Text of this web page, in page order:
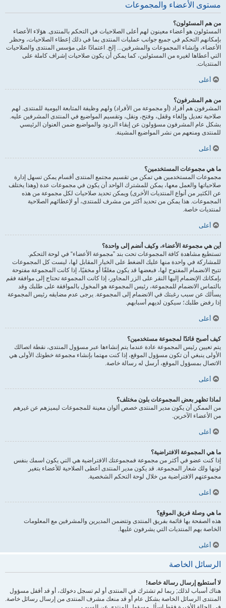
مستوى الأعضاء والمجموعات
من هم المسئولون؟
المسئولون هو أعضاء معينون لهم أعلى الصلاحيات في التحكم بالمنتدى. هؤلاء الأعضاء
بإمكانهم التحكم في جميع جوانب عمليات المنتدى بما في ذلك إعطاء الصلاحيات، وحظر
الأعضاء، وإنشاء المجموعات والمشرفين... إلخ. اعتمادًا على مؤسس المنتدى والصلاحيات
التي أعطاها لغيره من المسئولين، كما يمكن أن يكون صلاحيات إشراف كاملة على
المنتديات.
أعلى
من هم المشرفون؟
المشرفون هم أفراد (أو مجموعة من الأفراد) ولهم وظيفة المتابعة اليومية للمنتدى. لهم
صلاحية تعديل وإلغاء وقفل، وفتح، ونقل، وتقسيم المواضيع في المنتدى المشرفين عليه.
بشكل عام المشرفون مسؤولون عن إبقاء الردود والمواضيع ضمن العنوان الرئيسي
للمنتدى ومنعهم من نشر المواضيع المشينة.
أعلى
ما هي مجموعات المستخدمين؟
مجموعات المستخدمين هي تمكن من تقسيم مجتمع المنتدى أقسام يمكن تسهل إدارة
صلاحياتها والعمل معها، يمكن للمشترك الواحد أن يكون في مجموعات عدة (وهذا يختلف
عن الكثير من أنواع المنتديات الأخرى) ويمكن تحديد صلاحيات لكل مجموعة من هذه
المجموعات. هذا يمكن من تحديد أكثر من مشرف للمنتدى، أو لإعطائهم الصلاحية
لمنتديات خاصة.
أعلى
أين هي مجموعة الأعضاء، وكيف أنضم إلى واحدة؟
تستطيع مشاهدة كافة المجموعات تحت بند ”مجموعة الأعضاء“ في لوحة التحكم.
للمشاركة في واحدة منها عليك الضغط على الخيار المقابل لها، ليست كل المجموعات
تتيح الانضمام المفتوح لها، فبعضها قد يكون مغلقًا أو مخفيًا، إذا كانت المجموعة مفتوحة
بإمكانك الإنضمام إليها النقر على الزر المجاور، إذا كانت المجموعة تحتاج إلى موافقة فقم
بالتماس الانضمام للمجموعة، رئيس المجموعة هو المخول بالموافقة على طلبك وقد
يسألك عن سبب رغبتك في الانضمام إلى المجموعة. يرجى عدم مضايقه رئيس المجموعة
إذا رفض طلبك؛ سيكون لديهم أسبابهم.
أعلى
كيف أصبح قائدًا لمجموعة مستخدمين؟
يتم تعيين رئيس المجموعة عادة عندما يتم إنشاءها عبر مسؤول المنتدى، نقطة اتصالك
الأولى ينبغي أن تكون مسؤول الموقع، إذا كنت مهتما بإنشاء مجموعة خطوتك الأولى هي
الاتصال بمسؤول الموقع، أرسل له رسالة خاصة.
أعلى
لماذا تظهر بعض المجموعات بلون مختلف؟
من الممكن أن يكون مدير المنتدى خصص ألوان معينة للمجموعات ليميزهم عن غيرهم
من الأعضاء الآخرين.
أعلى
ما هي المجموعة الافتراضية؟
إذا كنت عضو في أكثر من مجموعة فمجموعتك الافتراضية هي التي يكون اسمك بنفس
لونها ولك شعار المجموعة. قد يكون مدير المنتدى أعطى الصلاحية للأعضاء بتغير
مجموعتهم الافتراضية من خلال لوحة التحكم الشخصية.
أعلى
ما هي وصلة فريق الموقع؟
هذه الصفحة بها قائمة بفريق المنتدى وتتضمن المديرين والمشرفين مع المعلومات
الخاصة بهم المنتديات التي يشرفون عليها.
أعلى
الرسائل الخاصة
لا أستطيع إرسال رسالة خاصة!
هناك أسباب لذلك; ربما لم تشترك في المنتدى أو لم تسجل دخولك، أو قد أقفل مسؤول
المنتدى الرسائل الخاصة بشكل عام أو قد منعك مشرف المنتدى من إرسال رسائل خاصة.